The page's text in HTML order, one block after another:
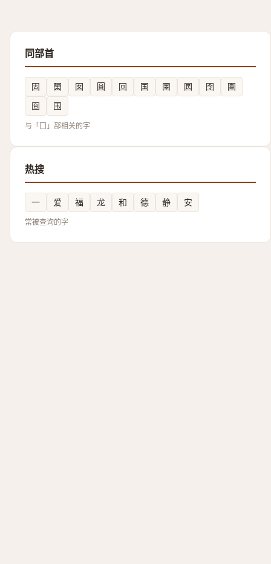
同部首
固 圞 囡 圓 回 国 圛 囻 囹
圍
囼
围
与「囗」部相关的字
热搜
一 爱 福 龙 和 德 静 安
常被查询的字